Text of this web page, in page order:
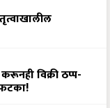
विक्री ठप्प-
फटका!